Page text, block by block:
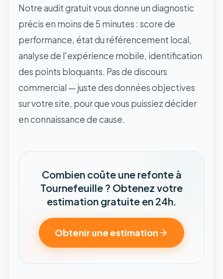
Notre audit gratuit vous donne un diagnostic
précis en moins de 5 minutes : score de
performance, état du référencement local,
analyse de l'expérience mobile, identification
des points bloquants. Pas de discours
commercial — juste des données objectives
sur votre site, pour que vous puissiez décider
en connaissance de cause.
Combien coûte une refonte à
Tournefeuille ? Obtenez votre
estimation gratuite en 24h.
Obtenir une estimation